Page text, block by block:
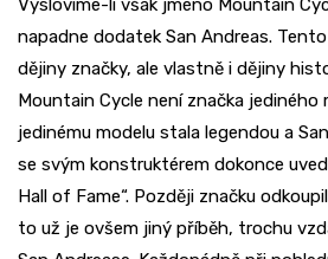
Vyslovíme-li však jméno Mountain
napadne dodatek San Andreas.
dějiny značky, ale vlastně i dějiny
Mountain Cycle není značka
jedinému modelu stala legendou a
se svým konstruktérem dokonce
Hall of Fame“. Později značku
to už je ovšem jiný příběh, trochu